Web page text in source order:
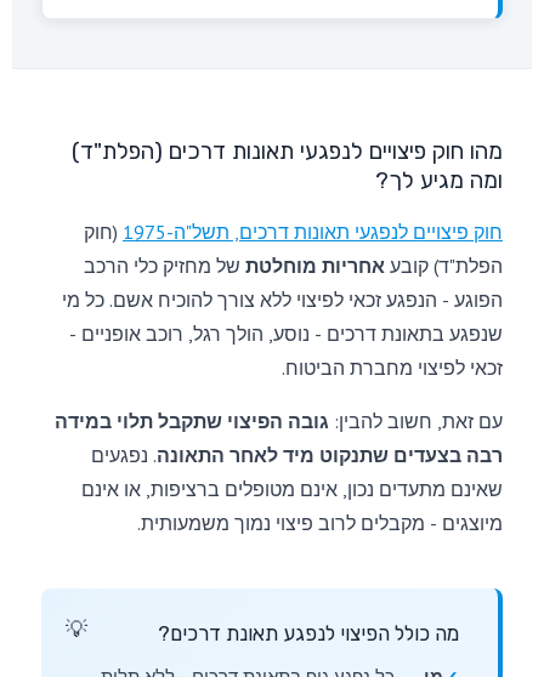
מהו חוק פיצויים לנפגעי תאונות דרכים (הפלת"ד)
ומה מגיע לך?
חוק פיצויים לנפגעי תאונות דרכים, תשל"ה-1975
(חוק
הפלת"ד) קובע אחריות מוחלטת של מחזיק כלי הרכב
הפוגע - הנפגע זכאי לפיצוי ללא צורך להוכיח אשם. כל מי
שנפגע בתאונת דרכים - נוסע, הולך רגל, רוכב אופניים -
זכאי לפיצוי מחברת הביטוח.
עם זאת, חשוב להבין: גובה הפיצוי שתקבל תלוי במידה
רבה בצעדים שתנקוט מיד לאחר התאונה. נפגעים
שאינם מתעדים נכון, אינם מטופלים ברציפות, או אינם
מיוצגים - מקבלים לרוב פיצוי נמוך משמעותית.
מה כולל הפיצוי לנפגע תאונת דרכים?